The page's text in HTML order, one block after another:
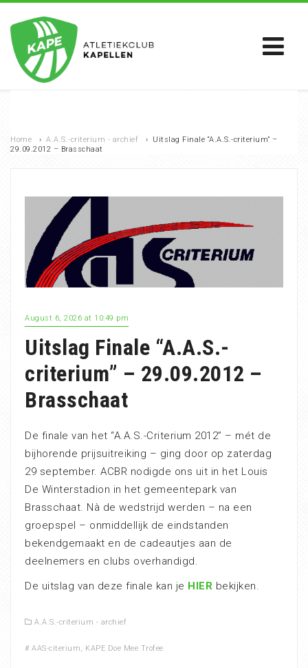
Home › A.A.S.-criterium - archief › Uitslag Finale “A.A.S.-criterium” –
29.09.2012 – Brasschaat
August 6, 2026 at 10:49 pm
Uitslag Finale “A.A.S.-
criterium” – 29.09.2012 –
Brasschaat
De finale van het “A.A.S.-Criterium 2012” – mét de
bijhorende prijsuitreiking – ging door op zaterdag
29 september. ACBR nodigde ons uit in het Louis
De Winterstadion in het gemeentepark van
Brasschaat. Nà de wedstrijd werden – na een
groepspel – onmiddellijk de eindstanden
bekendgemaakt en de cadeautjes aan de
deelnemers en clubs overhandigd.
De uitslag van deze finale kan je HIER bekijken.
A.A.S.-criterium - archief
# AAS-citerium, KAPE Doe Mee Trofee